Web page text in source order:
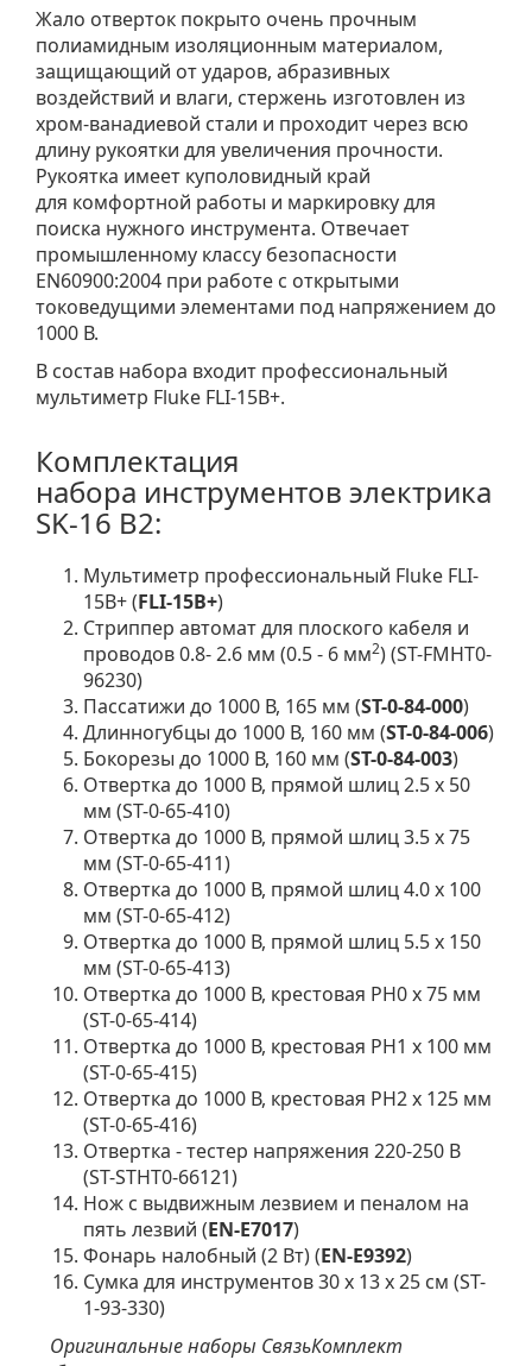
Жало отверток покрыто очень прочным
полиамидным изоляционным материалом,
защищающий от ударов, абразивных
воздействий и влаги, стержень изготовлен из
хром-ванадиевой стали и проходит через всю
длину рукоятки для увеличения прочности.
Рукоятка имеет куполовидный край
для комфортной работы и маркировку для
поиска нужного инструмента. Отвечает
промышленному классу безопасности
EN60900:2004 при работе с открытыми
токоведущими элементами под напряжением до
1000 В.
В состав набора входит профессиональный
мультиметр Fluke FLI-15B+.
Комплектация
набора инструментов электрика
SK-16 B2:
Мультиметр профессиональный Fluke FLI-
15B+ (FLI-15B+)
Стриппер автомат для плоского кабеля и
проводов 0.8- 2.6 мм (0.5 - 6 мм2) (ST-FMHT0-
96230)
Пассатижи до 1000 В, 165 мм (ST-0-84-000)
Длинногубцы до 1000 В, 160 мм (ST-0-84-006)
Бокорезы до 1000 В, 160 мм (ST-0-84-003)
Отвертка до 1000 В, прямой шлиц 2.5 х 50
мм (ST-0-65-410)
Отвертка до 1000 В, прямой шлиц 3.5 х 75
мм (ST-0-65-411)
Отвертка до 1000 В, прямой шлиц 4.0 х 100
мм (ST-0-65-412)
Отвертка до 1000 В, прямой шлиц 5.5 х 150
мм (ST-0-65-413)
Отвертка до 1000 В, крестовая PH0 х 75 мм
(ST-0-65-414)
Отвертка до 1000 В, крестовая PH1 х 100 мм
(ST-0-65-415)
Отвертка до 1000 В, крестовая PH2 х 125 мм
(ST-0-65-416)
Отвертка - тестер напряжения 220-250 В
(ST-STHT0-66121)
Нож с выдвижным лезвием и пеналом на
пять лезвий (EN-E7017)
Фонарь налобный (2 Вт) (EN-E9392)
Сумка для инструментов 30 х 13 х 25 см (ST-
1-93-330)
Оригинальные наборы СвязьКомплект